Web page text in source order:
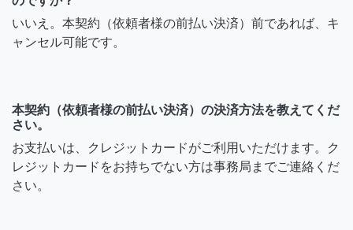
いいえ。本契約（依頼者様の前払い決済）前であれば、キ
ャンセル可能です。
本契約（依頼者様の前払い決済）の決済方法を教えてくだ
さい。
お支払いは、クレジットカードがご利用いただけます。ク
レジットカードをお持ちでない方は事務局までご連絡くだ
さい。